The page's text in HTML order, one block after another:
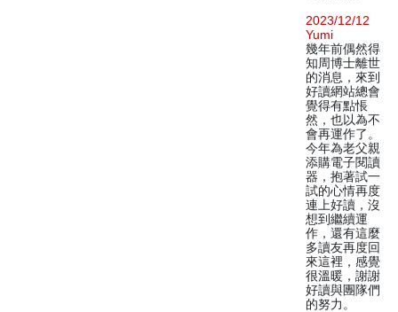
2023/12/12
Yumi
幾年前偶然得
知周博士離世
的消息，來到
好讀網站總會
覺得有點悵
然，也以為不
會再運作了。
今年為老父親
添購電子閱讀
器，抱著試一
試的心情再度
連上好讀，沒
想到繼續運
作，還有這麼
多讀友再度回
來這裡，感覺
很溫暖，謝謝
好讀與團隊們
的努力。